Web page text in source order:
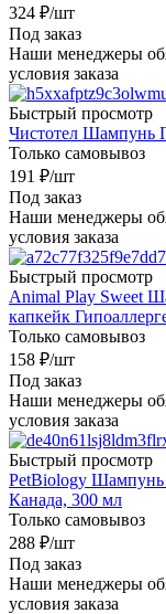
324 ₽/шт
Под заказ
Наши менеджеры
условия заказа
Быстрый просмотр
Чистотел Шампунь
Только самовывоз
191 ₽/шт
Под заказ
Наши менеджеры
условия заказа
Быстрый просмотр
Animal Play Sweet
капкейк
Только самовывоз
158 ₽/шт
Под заказ
Наши менеджеры
условия заказа
Быстрый просмотр
PetBiology Шампунь
Канада, 300 мл
Только самовывоз
288 ₽/шт
Под заказ
Наши менеджеры
условия заказа